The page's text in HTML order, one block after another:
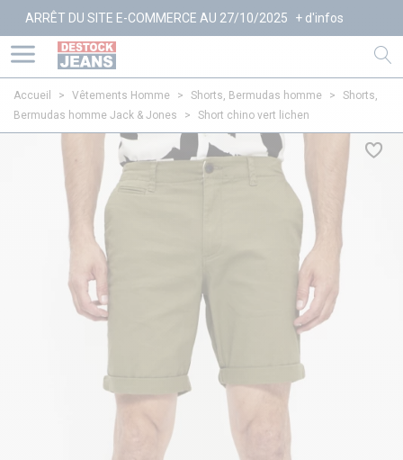
DU SITE E-COMMERCE AU 27/10/2025 + d'infos
Accueil > Vêtements Homme > Shorts, Bermudas homme >
Shorts,
Bermudas homme Jack & Jones
> Short chino vert lichen